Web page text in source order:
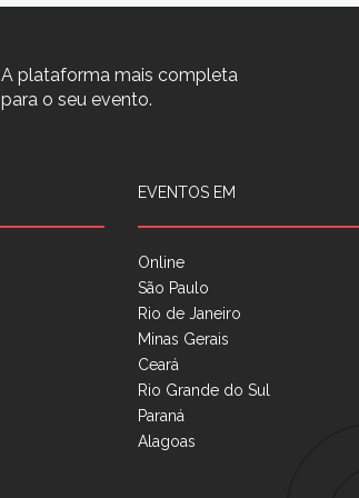
A plataforma mais completa
para o seu evento.
EVENTOS EM
Online
São Paulo
Rio de Janeiro
Minas Gerais
Ceará
Rio Grande do Sul
Paraná
Alagoas